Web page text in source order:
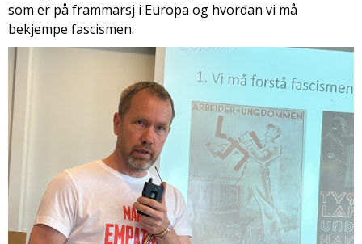
som er på frammarsj i Europa og hvordan vi må
bekjempe fascismen.